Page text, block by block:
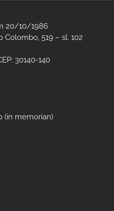
20/10/1986
Colombo, 519 – sl. 102
30140-140
(in memorian)